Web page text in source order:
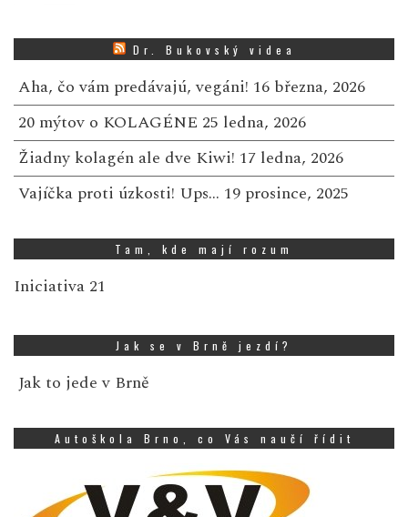
Dr. Bukovský videa
Aha, čo vám predávajú, vegáni! 16 března, 2026
20 mýtov o KOLAGÉNE 25 ledna, 2026
Žiadny kolagén ale dve Kiwi! 17 ledna, 2026
Vajíčka proti úzkosti! Ups… 19 prosince, 2025
Tam, kde mají rozum
Iniciativa 21
Jak se v Brně jezdí?
Jak to jede v Brně
Autoškola Brno, co Vás naučí řídit